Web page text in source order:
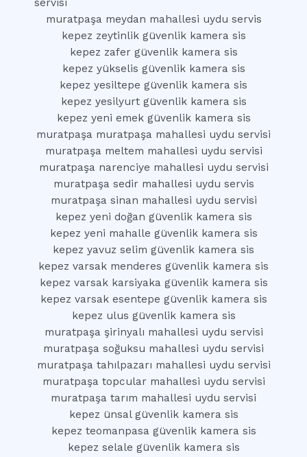
servisi
muratpaşa meydan mahallesi uydu servis
kepez zeytinlik güvenlik kamera sis
kepez zafer güvenlik kamera sis
kepez yükselis güvenlik kamera sis
kepez yesiltepe güvenlik kamera sis
kepez yesilyurt güvenlik kamera sis
kepez yeni emek güvenlik kamera sis
muratpaşa muratpaşa mahallesi uydu servisi
muratpaşa meltem mahallesi uydu servisi
muratpaşa narenciye mahallesi uydu servisi
muratpaşa sedir mahallesi uydu servis
muratpaşa sinan mahallesi uydu servisi
kepez yeni doğan güvenlik kamera sis
kepez yeni mahalle güvenlik kamera sis
kepez yavuz selim güvenlik kamera sis
kepez varsak menderes güvenlik kamera sis
kepez varsak karsiyaka güvenlik kamera sis
kepez varsak esentepe güvenlik kamera sis
kepez ulus güvenlik kamera sis
muratpaşa şirinyalı mahallesi uydu servisi
muratpaşa soğuksu mahallesi uydu servisi
muratpaşa tahılpazarı mahallesi uydu servisi
muratpaşa topcular mahallesi uydu servisi
muratpaşa tarım mahallesi uydu servisi
kepez ünsal güvenlik kamera sis
kepez teomanpasa güvenlik kamera sis
kepez selale güvenlik kamera sis